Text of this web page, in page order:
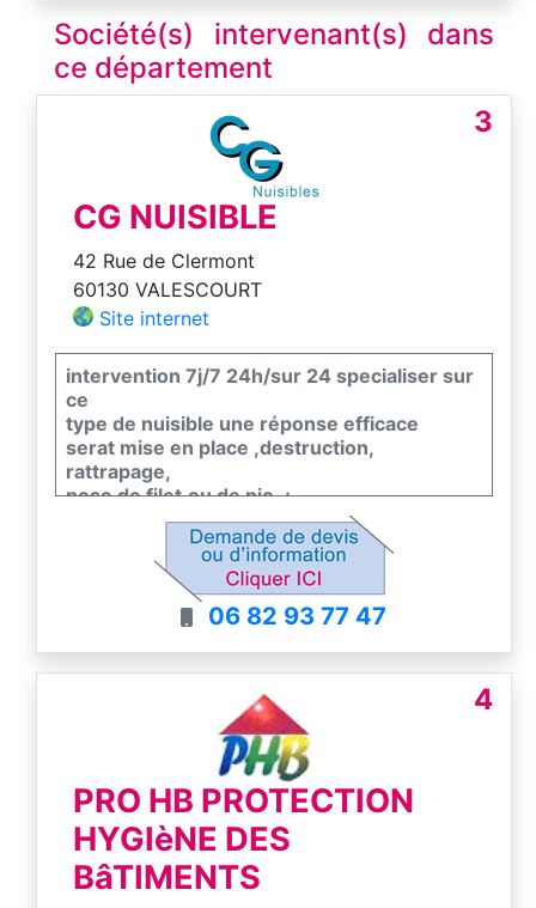
Société(s) intervenant(s) dans
ce département
3
CG NUISIBLE
42 Rue de Clermont
60130 VALESCOURT
Site internet
intervention 7j/7 24h/sur 24 specialiser sur
ce
type de nuisible une réponse efficace
serat mise en place ,destruction,
rattrapage,
pose de filet,ou de pic..;
06 82 93 77 47
4
PRO HB PROTECTION
HYGIèNE DES
BâTIMENTS